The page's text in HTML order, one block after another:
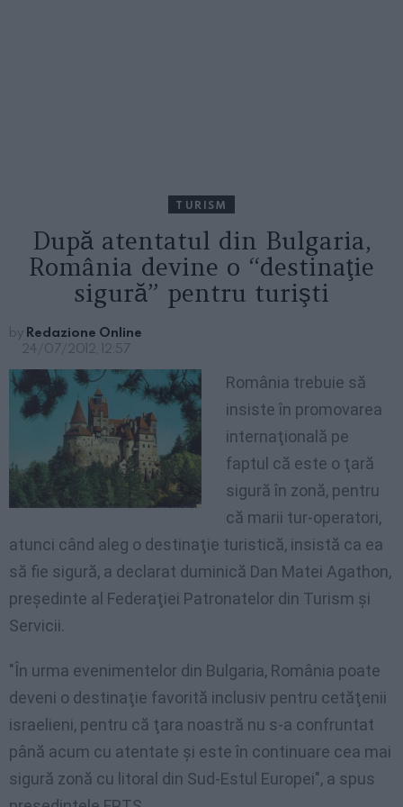
TURISM
După atentatul din Bulgaria,
România devine o “destinaţie
sigură” pentru turişti
by Redazione Online
24/07/2012, 12:57
România trebuie să
insiste în promovarea
internaţională pe
faptul că este o ţară
sigură în zonă, pentru
că marii tur-operatori,
atunci când aleg o destinaţie turistică, insistă ca ea
să fie sigură, a declarat duminică Dan Matei Agathon,
preşedinte al Federaţiei Patronatelor din Turism şi
Servicii.
"În urma evenimentelor din Bulgaria, România poate
deveni o destinaţie favorită inclusiv pentru cetăţenii
israelieni, pentru că ţara noastră nu s-a confruntat
până acum cu atentate şi este în continuare cea mai
sigură zonă cu litoral din Sud-Estul Europei", a spus